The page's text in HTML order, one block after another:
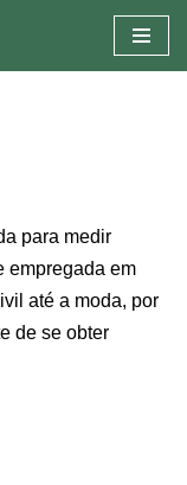
para medir
empregada em
até a moda, por
de se obter